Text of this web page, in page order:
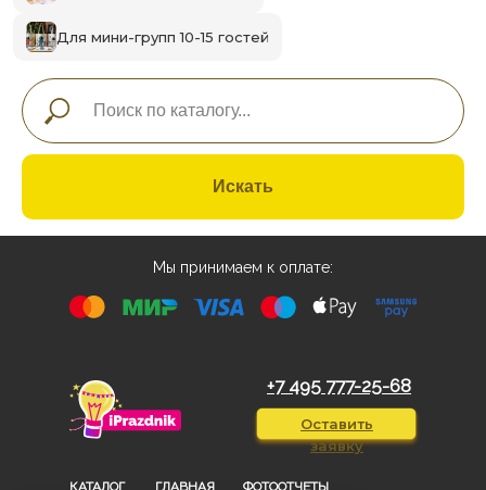
Для мини-групп 10-15 гостей
Искать
Мы принимаем к оплате:
ФОТООТЧЕТЫ
КАТАЛОГ
+7 495 777-25-68
Оставить
заявку
ГЛАВНАЯ